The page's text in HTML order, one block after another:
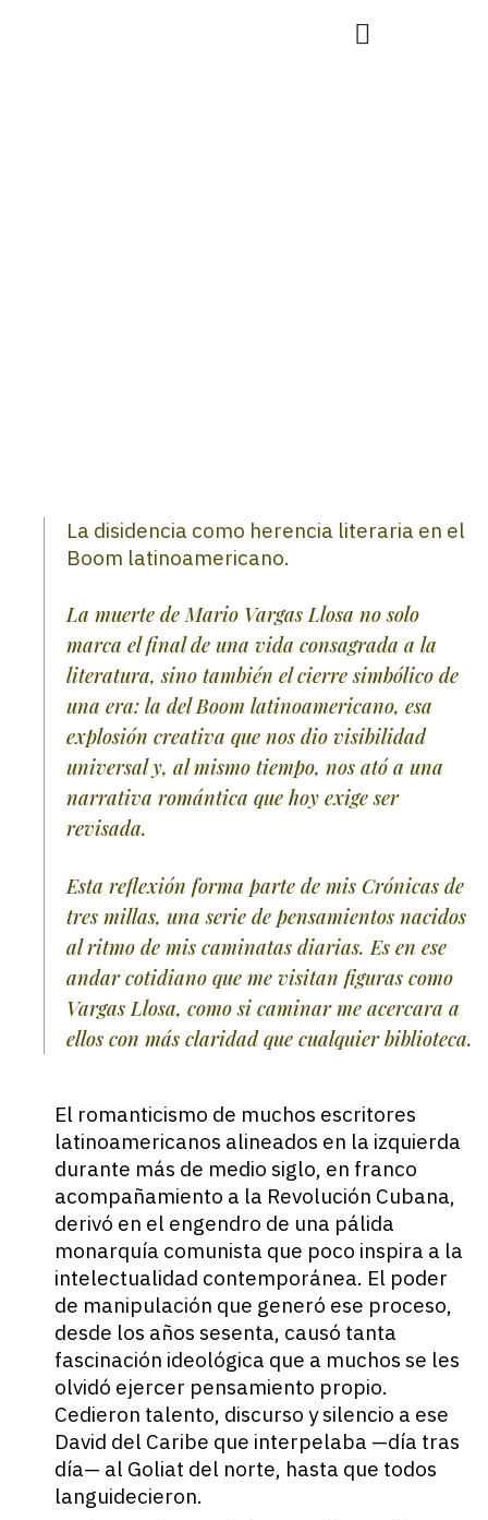
La disidencia como herencia literaria en el
Boom latinoamericano.
La muerte de Mario Vargas Llosa no solo
marca el final de una vida consagrada a la
literatura, sino también el cierre simbólico de
una era: la del Boom latinoamericano, esa
explosión creativa que nos dio visibilidad
universal y, al mismo tiempo, nos ató a una
narrativa romántica que hoy exige ser
revisada.
Esta reflexión forma parte de mis Crónicas de
tres millas, una serie de pensamientos nacidos
al ritmo de mis caminatas diarias. Es en ese
andar cotidiano que me visitan figuras como
Vargas Llosa, como si caminar me acercara a
ellos con más claridad que cualquier biblioteca.
El romanticismo de muchos escritores
latinoamericanos alineados en la izquierda
durante más de medio siglo, en franco
acompañamiento a la Revolución Cubana,
derivó en el engendro de una pálida
monarquía comunista que poco inspira a la
intelectualidad contemporánea. El poder
de manipulación que generó ese proceso,
desde los años sesenta, causó tanta
fascinación ideológica que a muchos se les
olvidó ejercer pensamiento propio.
Cedieron talento, discurso y silencio a ese
David del Caribe que interpelaba —día tras
día— al Goliat del norte, hasta que todos
languidecieron.